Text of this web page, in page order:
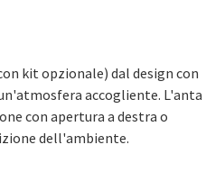
kit opzionale) dal design con
accogliente. L'anta
con apertura a destra o
dell'ambiente.